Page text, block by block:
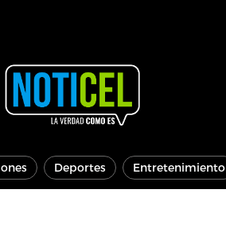
Deportes Entretenimiento